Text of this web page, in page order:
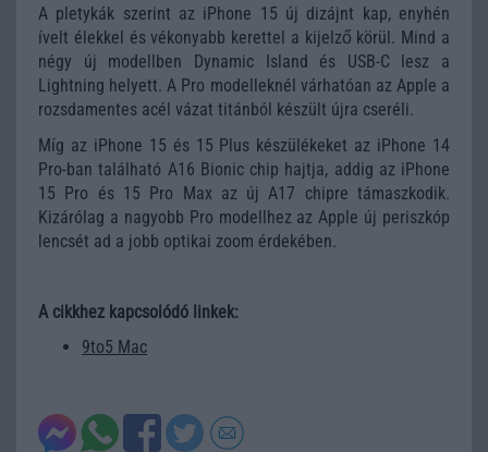
A pletykák szerint az iPhone 15 új dizájnt kap, enyhén
ívelt élekkel és vékonyabb kerettel a kijelző körül. Mind a
négy új modellben Dynamic Island és USB-C lesz a
Lightning helyett. A Pro modelleknél várhatóan az Apple a
rozsdamentes acél vázat titánból készült újra cseréli.
Míg az iPhone 15 és 15 Plus készülékeket az iPhone 14
Pro-ban található A16 Bionic chip hajtja, addig az iPhone
15 Pro és 15 Pro Max az új A17 chipre támaszkodik.
Kizárólag a nagyobb Pro modellhez az Apple új periszkóp
lencsét ad a jobb optikai zoom érdekében.
A cikkhez kapcsolódó linkek:
9to5 Mac